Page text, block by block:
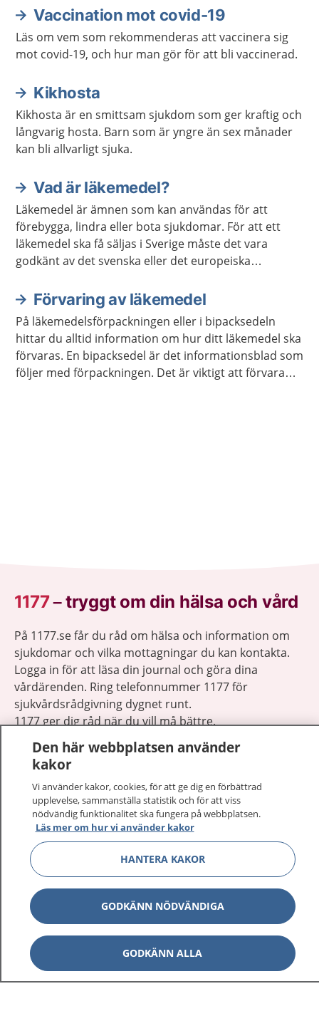
Vaccination mot covid-19
Läs om vem som rekommenderas att vaccinera sig
mot covid-19, och hur man gör för att bli vaccinerad.
Kikhosta
Kikhosta är en smittsam sjukdom som ger kraftig och
långvarig hosta. Barn som är yngre än sex månader
kan bli allvarligt sjuka.
Vad är läkemedel?
Läkemedel är ämnen som kan användas för att
förebygga, lindra eller bota sjukdomar. För att ett
läkemedel ska få säljas i Sverige måste det vara
godkänt av det svenska eller det europeiska
Förvaring av läkemedel
På läkemedelsförpackningen eller i bipacksedeln
hittar du alltid information om hur ditt läkemedel ska
förvaras. En bipacksedel är det informationsblad som
följer med förpackningen. Det är viktigt att förvara
1177–tryggt om din hälsa och vård
På 1177.se får du råd om hälsa och information om
sjukdomar och vilka mottagningar du kan kontakta.
Logga in för att läsa din journal och göra dina
vårdärenden. Ring telefonnummer 1177 för
sjukvårdsrådgivning dygnet runt.
1177 ger dig råd när du vill må bättre.
1177 på flera språk
Om 1177 Visa
Kontakt Visa
Behandling av personuppgifter
Hantering av kakor
Den här webbplatsen använder
kakor
Vi använder kakor, cookies, för att ge dig en förbättrad
upplevelse, sammanställa statistik och för att viss
nödvändig funktionalitet ska fungera på webbplatsen.
Läs mer om hur vi använder kakor
HANTERA KAKOR
GODKÄNN NÖDVÄNDIGA
GODKÄNN ALLA